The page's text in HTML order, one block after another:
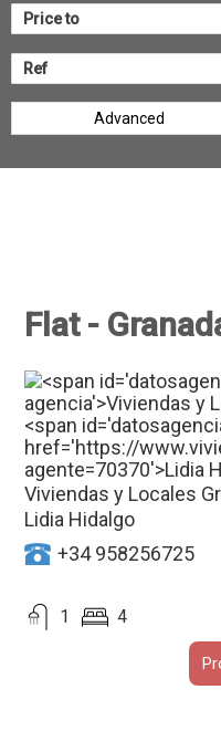
Advanced
Flat -
Viviendas y Locales
Lidia Hidalgo
+34 958256725
1 4